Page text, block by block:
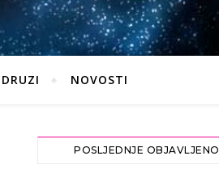
NOVOSTI
POSLJEDNJE OBJAVLJENO